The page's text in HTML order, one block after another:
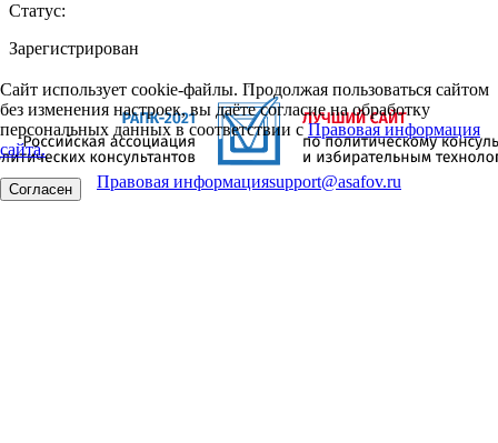
Статус:
Зарегистрирован
Сайт использует cookie-файлы. Продолжая пользоваться сайтом
без изменения настроек, вы даёте согласие на обработку
персональных данных в соответствии сПравовая информация
сайта.
Согласен Правовая информацияsupport@asafov.ru